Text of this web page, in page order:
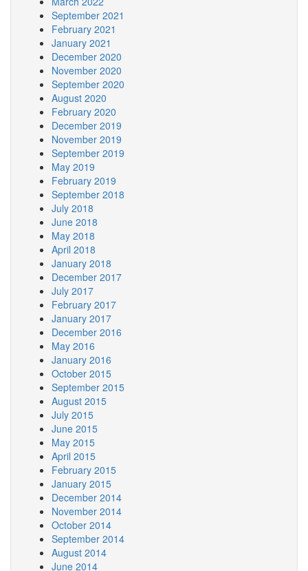
September 2021
February 2021
January 2021
December 2020
November 2020
September 2020
August 2020
February 2020
December 2019
November 2019
September 2019
May 2019
February 2019
September 2018
July 2018
June 2018
May 2018
April 2018
January 2018
December 2017
July 2017
February 2017
January 2017
December 2016
May 2016
January 2016
October 2015
September 2015
August 2015
July 2015
June 2015
May 2015
April 2015
February 2015
January 2015
December 2014
November 2014
October 2014
September 2014
August 2014
June 2014